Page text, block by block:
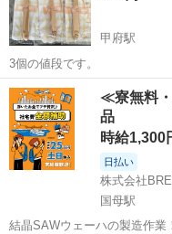
甲府駅
3個の値段です。
山梨 甲府市 甲府駅
≪寮無料
品
時給1,300
日払い
株式会社
国母駅
結晶SAWウェーハの製造作